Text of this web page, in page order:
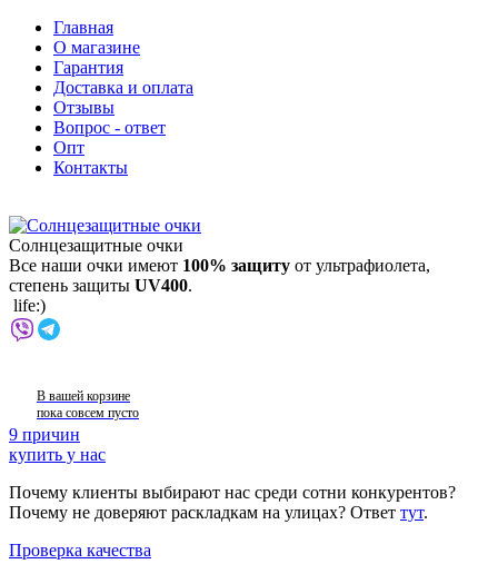
Главная
О магазине
Гарантия
Доставка и оплата
Отзывы
Вопрос - ответ
Опт
Контакты
Солнцезащитные очки
Все наши очки имеют 100% защиту от ультрафиолета,
степень защиты UV400.
life:)
В вашей корзине
пока совсем пусто
9 причин
купить у нас
Почему клиенты выбирают нас среди сотни конкурентов?
Почему не доверяют раскладкам на улицах? Ответ тут.
Проверка качества